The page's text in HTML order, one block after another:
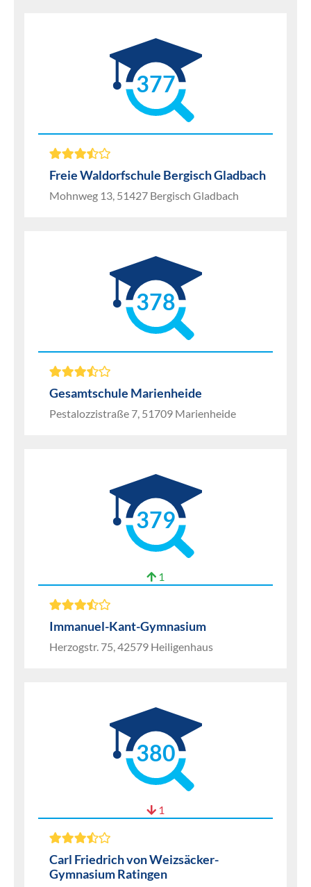
377
Freie Waldorfschule Bergisch Gladbach
Mohnweg 13, 51427 Bergisch Gladbach
378
Gesamtschule Marienheide
Pestalozzistraße 7, 51709 Marienheide
379
1
Immanuel-Kant-Gymnasium
Herzogstr. 75, 42579 Heiligenhaus
380
1
Carl Friedrich von Weizsäcker-
Gymnasium Ratingen